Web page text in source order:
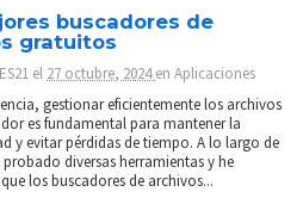
buscadores de
gratuitos
el 27 octubre, 2024enAplicaciones
gestionar eficientemente los archivos
es fundamental para mantener la
y evitar pérdidas de tiempo. A lo largo de
diversas herramientas y he
los buscadores de archivos...